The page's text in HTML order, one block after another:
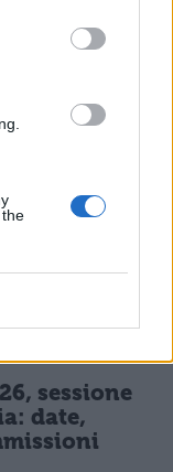
e
sanitaria
e
per
sessione
date,